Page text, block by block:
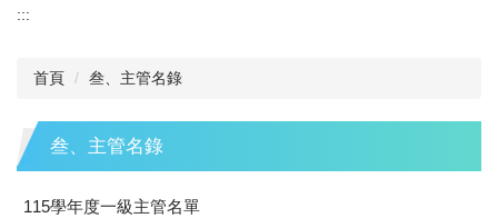
:::
首頁 叁、主管名錄
叁、主管名錄
115學年度一級主管名單